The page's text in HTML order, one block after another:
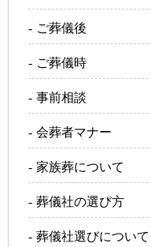
ご葬儀後
ご葬儀時
事前相談
会葬者マナー
家族葬について
葬儀社の選び方
葬儀社選びについて